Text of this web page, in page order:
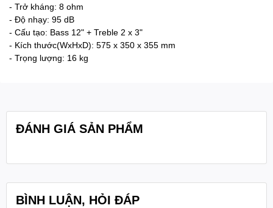
- Trở kháng: 8 ohm
- Độ nhạy: 95 dB
- Cấu tạo: Bass 12" + Treble 2 x 3"
- Kích thước(WxHxD): 575 x 350 x 355 mm
- Trọng lượng: 16 kg
ĐÁNH GIÁ SẢN PHẨM
BÌNH LUẬN, HỎI ĐÁP